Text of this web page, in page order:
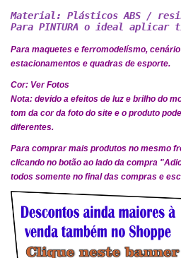
Material: Plásticos ABS /
Para PINTURA o ideal aplicar
Para maquetes e ferromodelísmo,
estacionamentos e quadras de esporte.
Cor: Ver Fotos
Nota: devido a efeitos de luz e brilho do
tom da cor da foto do site e o produto
diferentes.
Para comprar mais produtos no mesmo
clicando no botão ao lado da compra
todos somente no final das compras e